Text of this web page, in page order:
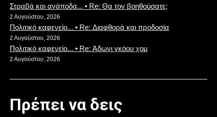
Στραβά και ανάποδα... • Re: Θα τον βοηθούσατε;
2 Αυγούστου, 2026
Πολιτικό καφενείο... • Re: Διαφθορά και προδοσία
2 Αυγούστου, 2026
Πολιτικό καφενείο... • Re: Άδωνι γκόου χομ
2 Αυγούστου, 2026
Πρέπει να δεις